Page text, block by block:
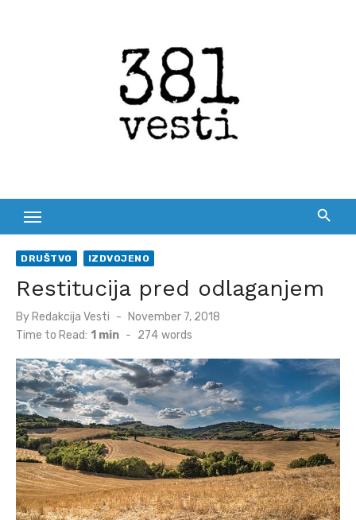
DRUŠTVO IZDVOJENO
Restitucija pred odlaganjem
By Redakcija Vesti
Posted
on
November 7, 2018
Time to Read: 1 min - 274 words